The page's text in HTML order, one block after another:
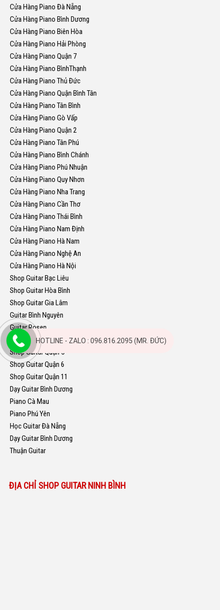
Cửa Hàng Piano Đà Nẵng
Cửa Hàng Piano Bình Dương
Cửa Hàng Piano Biên Hòa
Cửa Hàng Piano Hải Phòng
Cửa Hàng Piano Quận 7
Cửa Hàng Piano BìnhThạnh
Cửa Hàng Piano Thủ Đức
Cửa Hàng Piano Quận Bình Tân
Cửa Hàng Piano Tân Bình
Cửa Hàng Piano Gò Vấp
Cửa Hàng Piano Quận 2
Cửa Hàng Piano Tân Phú
Cửa Hàng Piano Bình Chánh
Cửa Hàng Piano Phú Nhuận
Cửa Hàng Piano Quy Nhơn
Cửa Hàng Piano Nha Trang
Cửa Hàng Piano Cần Thơ
Cửa Hàng Piano Thái Bình
Cửa Hàng Piano Nam Định
Cửa Hàng Piano Hà Nam
Cửa Hàng Piano Nghệ An
Cửa Hàng Piano Hà Nội
Shop Guitar Bạc Liêu
Shop Guitar Hòa Bình
Shop Guitar Gia Lâm
Guitar Bình Nguyên
Guitar Rosen
Shop Guitar Quận 4
Shop Guitar Quận 5
Shop Guitar Quận 6
Shop Guitar Quận 11
Dạy Guitar Bình Dương
Piano Cà Mau
Piano Phú Yên
Học Guitar Đà Nẵng
Dạy Guitar Bình Dương
Thuận Guitar
ĐỊA CHỈ SHOP GUITAR NINH BÌNH
HOTLINE - ZALO : 096.816.2095 (MR. ĐỨC)